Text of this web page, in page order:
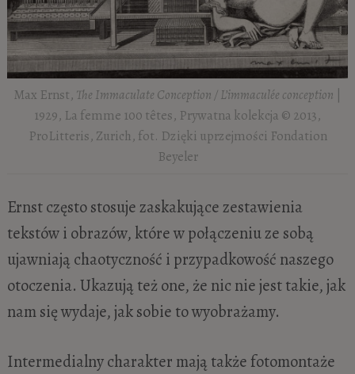
Max Ernst, The Immaculate Conception / L’immaculée conception
1929, La femme 100 têtes, Prywatna kolekcja © 2013,
ProLitteris, Zurich, fot. Dzięki uprzejmości Fondation
Beyeler
Ernst często stosuje zaskakujące zestawienia
tekstów i obrazów, które w połączeniu ze sobą
ujawniają chaotyczność i przypadkowość naszego
otoczenia. Ukazują też one, że nic nie jest takie, jak
nam się wydaje, jak sobie to wyobrażamy.
Intermedialny charakter mają także fotomontaże